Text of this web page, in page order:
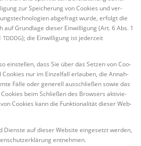
zur Spei­che­rung von Coo­kies und ver­
abge­fragt wur­de, erfolgt die
auf Grund­la­ge die­ser Ein­wil­li­gung (Art. 6 Abs. 1
TDDDG); die Ein­wil­li­gung ist jeder­zeit
ein­stel­len, dass Sie über das Set­zen von Coo­
nur im Ein­zel­fall erlau­ben, die Annah­
Fäl­le oder gene­rell aus­schlie­ßen sowie das
beim Schlie­ßen des Brow­sers akti­vie­
Coo­kies kann die Funk­tio­na­li­tät die­ser Web­
Diens­te auf die­ser Web­site ein­ge­setzt wer­den,
entnehmen.